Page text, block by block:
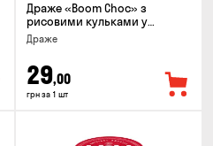
Драже «Boom Choc» з
рисовими кульками у
молочному шоколаді, 30г
Драже
29,00
грн за 1 шт